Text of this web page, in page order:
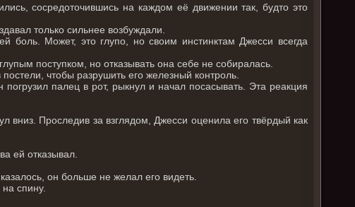
сосредоточившись на каждом её движении так, будто это
только сильнее возбуждали.
боль. Может, это глупо, но своим инстинктам Джесси всегда
поступком, но отказывать она себе не собиралась.
чтобы разрушить его железный контроль.
палец в рот, рыкнул и начал посасывать. Эта реакция
Проследив за взглядом, Джесси оценила его твёрдый как
ей отказывал.
он больше не желал его видеть.
спину.